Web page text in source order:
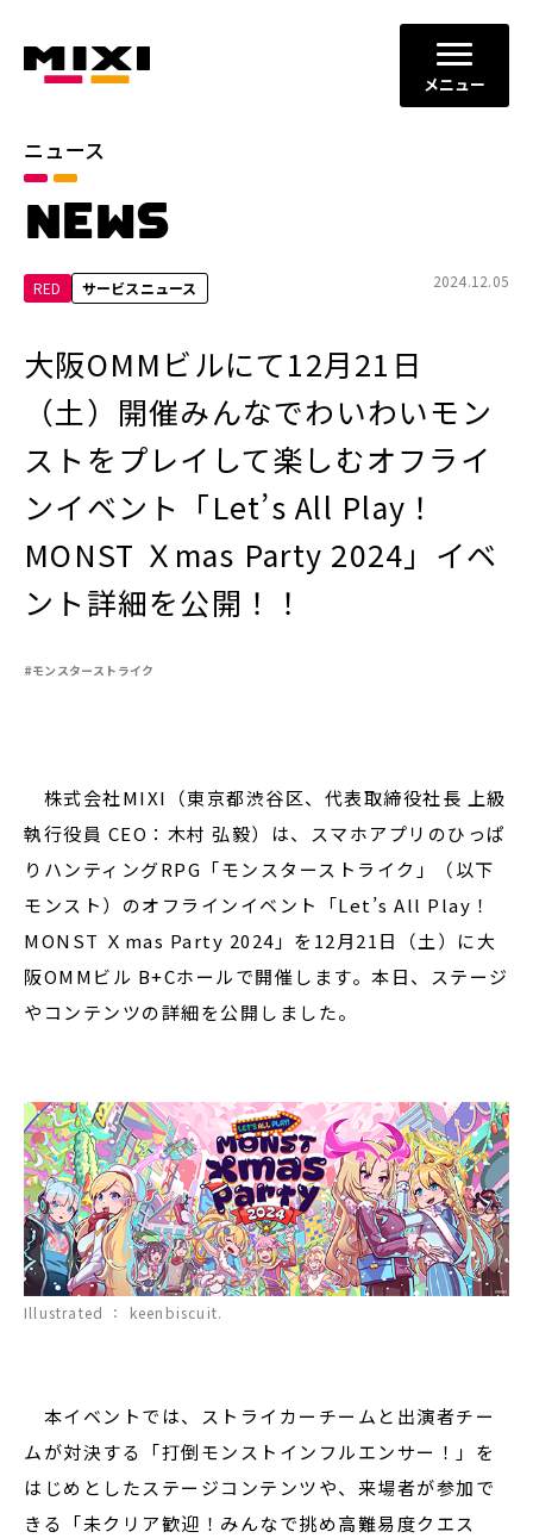
メニュー
ニュース
NEWS
RED サービスニュース 2024.12.05
大阪OMMビルにて12月21日
（土）開催みんなでわいわいモン
ストをプレイして楽しむオフライ
ンイベント「Let’s All Play！
MONST Ｘmas Party 2024」イベ
ント詳細を公開！！
#モンスターストライク
株式会社MIXI（東京都渋谷区、代表取締役社長 上級
執行役員 CEO：木村 弘毅）は、スマホアプリのひっぱ
りハンティングRPG「モンスターストライク」（以下
モンスト）のオフラインイベント「Let’s All Play！
MONST Ｘmas Party 2024」を12月21日（土）に大
阪OMMビル B+Cホールで開催します。本日、ステージ
やコンテンツの詳細を公開しました。
Illustrated ： keenbiscuit.
本イベントでは、ストライカーチームと出演者チー
ムが対決する「打倒モンストインフルエンサー！」を
はじめとしたステージコンテンツや、来場者が参加で
きる「未クリア歓迎！みんなで挑め高難易度クエス
カテゴリ
お知らせ
2026年 2025年
2024年